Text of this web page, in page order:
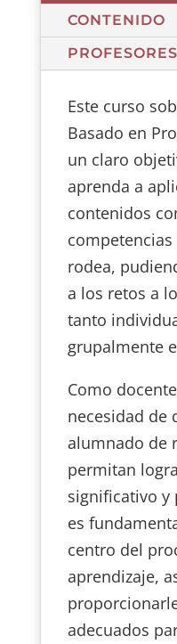
CONTENIDO
PROFESORES
Este curso
Basado en
un claro
aprenda a
contenidos
rodea,
a los retos a
tanto
grupalmente
Como
necesidad de
alumnado de
permitan
significativo y
es
centro del
aprendizaje,
adecuados